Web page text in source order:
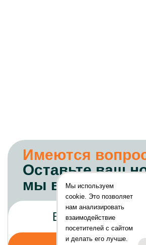
Имеются
Оставьте ваш
мы вамМы используем
cookie. Это позволяет
нам анализировать
взаимодействие
посетителей с сайтом
и делать его лучше.